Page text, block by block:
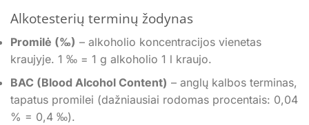
Alkotesterių terminų žodynas
Promilė (‰) – alkoholio koncentracijos vienetas
kraujyje. 1 ‰ = 1 g alkoholio 1 l kraujo.
BAC (Blood Alcohol Content) – anglų kalbos terminas,
tapatus promilei (dažniausiai rodomas procentais: 0,04
% = 0,4 ‰).